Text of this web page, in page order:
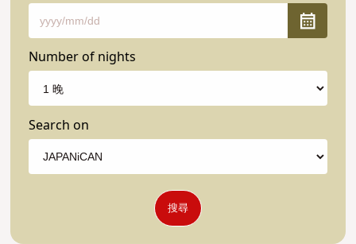
Number of nights
Search on
搜尋